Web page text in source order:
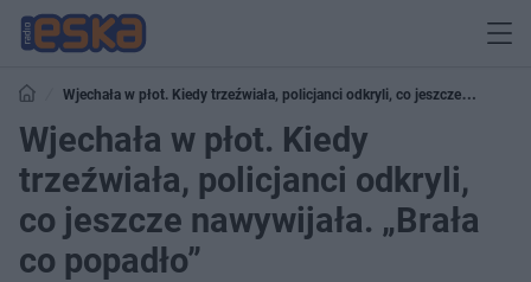
Wjechała w płot. Kiedy trzeźwiała, policjanci odkryli, co jeszcze
nawywijała. „Brała co popadło”
Wjechała w płot. Kiedy
trzeźwiała, policjanci odkryli,
co jeszcze nawywijała. „Brała
co popadło”